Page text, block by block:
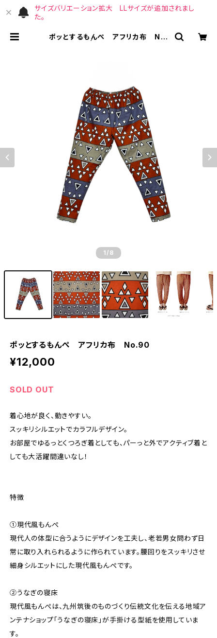
サイズバリエーション拡大 LLサイズが追加されまし
た。
ポッとするもんぺ アフリカ布 No.
1 /8
ポッとするもんぺ アフリカ布 No.90
¥12,000
SOLD OUT
着心地が良く、動きやすい。
スッキリシルエットでカラフルデザイン。
お部屋でゆるっとくつろぎ着としても、パーっと外でアクティブ着と
しても大活躍間違いなし！
特徴
①現代風もんぺ
現代人の体型に合うようにデザインを工夫し、老若男女問わず日
常に取り入れられるように作られています。腰回りをスッキリさせ
細身シルエットにした現代風もんぺです。
②うなぎの寝床
現代風もんぺは、九州筑後のものづくり伝統文化を伝える地域ア
ンテナショップ「うなぎの寝床」が手掛ける型紙を使用していま
す。